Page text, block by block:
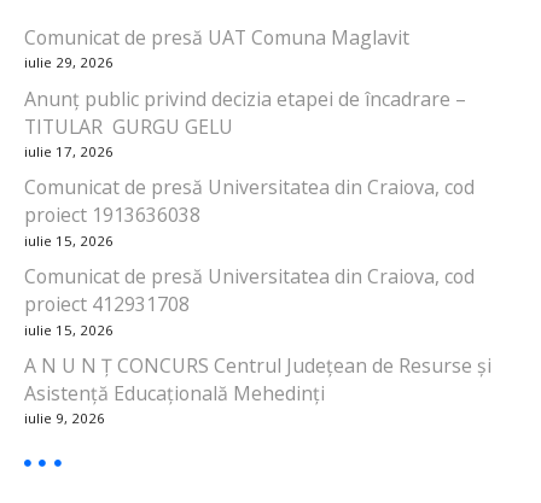
î
n
a
r
t
i
c
o
l
e
Comunicat de presă UAT Comuna Maglavit
iulie 29, 2026
Anunț public privind decizia etapei de încadrare –
TITULAR GURGU GELU
iulie 17, 2026
Comunicat de presă Universitatea din Craiova, cod
proiect 1913636038
iulie 15, 2026
Comunicat de presă Universitatea din Craiova, cod
proiect 412931708
iulie 15, 2026
A N U N Ț CONCURS Centrul Județean de Resurse și
Asistență Educațională Mehedinți
iulie 9, 2026